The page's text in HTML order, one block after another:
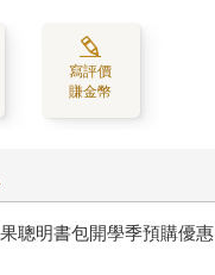
寫評價
賺金幣
聰明書包開學季預購優惠